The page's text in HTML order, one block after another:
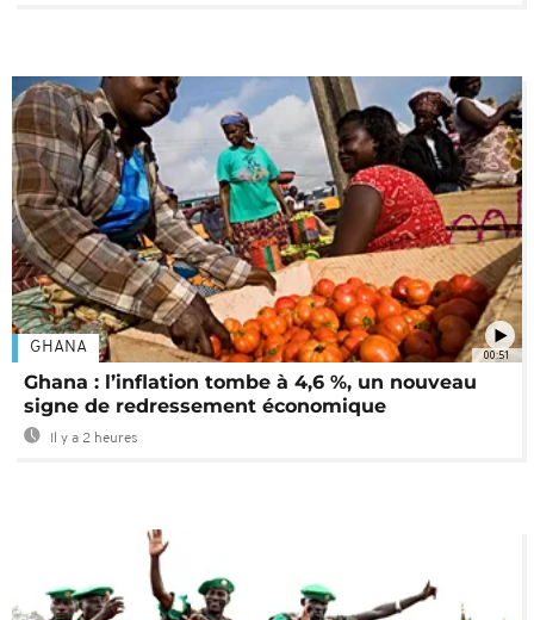
00:51
GHANA
Ghana : l’inflation tombe à 4,6 %, un nouveau
signe de redressement économique
Il y a 2 heures